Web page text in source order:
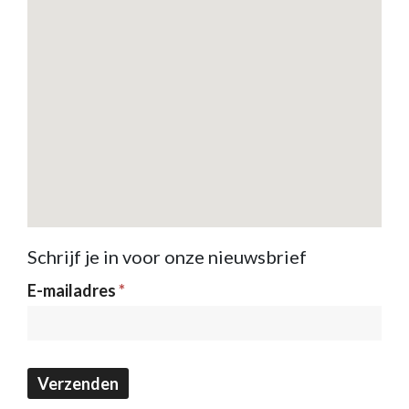
Schrijf je in voor onze nieuwsbrief
Nieuwsbrief
E-mailadres*
Verzenden